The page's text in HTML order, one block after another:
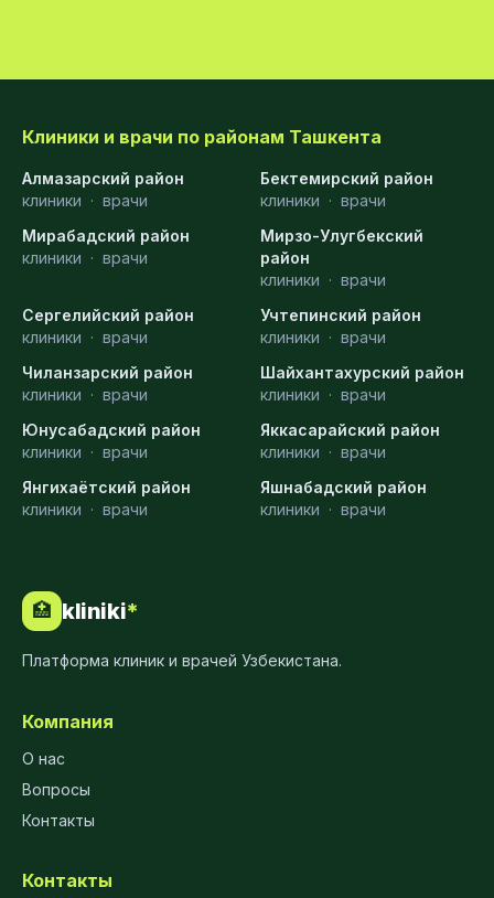
Клиники и врачи по районам Ташкента
Алмазарский район
клиники · врачи
Бектемирский район
клиники · врачи
Мирабадский район
клиники · врачи
Мирзо-Улугбекский
район
клиники · врачи
Сергелийский район
клиники · врачи
Учтепинский район
клиники · врачи
Чиланзарский район
клиники · врачи
Шайхантахурский район
клиники · врачи
Юнусабадский район
клиники · врачи
Яккасарайский район
клиники · врачи
Янгихаётский район
клиники · врачи
Яшнабадский район
клиники · врачи
🏥 kliniki*
Платформа клиник и врачей Узбекистана.
Компания
О нас
Вопросы
Контакты
Контакты